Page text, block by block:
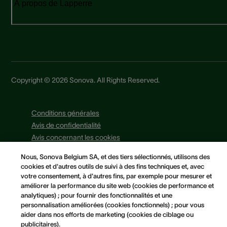
À propos de Lapperre
Copyright © 2026 Sonova. All Rights Reserved.
Conditions générales
Avis de confidentialité
Avis concernant les cookies
Préférences en matière de cookies
Nous, Sonova Belgium SA, et des tiers sélectionnés, utilisons des
cookies et d'autres outils de suivi à des fins techniques et, avec
votre consentement, à d'autres fins, par exemple pour mesurer et
améliorer la performance du site web (cookies de performance et
analytiques) ; pour fournir des fonctionnalités et une
personnalisation améliorées (cookies fonctionnels) ; pour vous
aider dans nos efforts de marketing (cookies de ciblage ou
publicitaires).